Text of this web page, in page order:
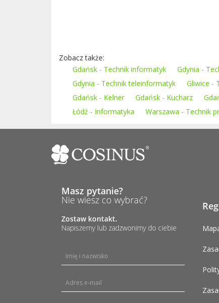
Zobacz także:
Gdańsk - Technik informatyk
Gdynia -
Gdynia - Technik teleinformatyk
Gliwice -
Gdańsk - Kelner
Gdańsk - Kucharz
Łódź - Informatyka
Warszawa - Technik
Masz pytanie?
Nie wiesz co wybrać?
Zostaw kontakt.
Napiszemy lub zadzwonimy do ciebie